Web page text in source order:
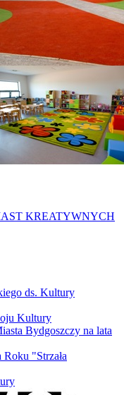
KREATYWNYCH
ds. Kultury
Kultury
Bydgoszczy na lata
"Strzała